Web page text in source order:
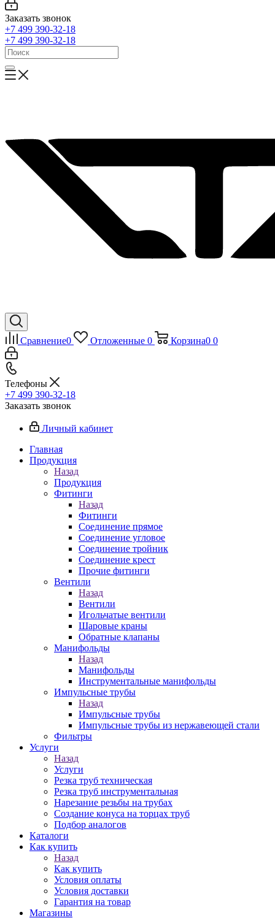
Заказать звонок
+7 499 390-32-18
+7 499 390-32-18
Сравнение0 Отложенные 0 Корзина0 0
Телефоны
+7 499 390-32-18
Заказать звонок
Личный кабинет
Главная
Продукция
Назад
Продукция
Фитинги
Назад
Фитинги
Соединение прямое
Соединение угловое
Соединение тройник
Соединение крест
Прочие фитинги
Вентили
Назад
Вентили
Игольчатые вентили
Шаровые краны
Обратные клапаны
Манифольды
Назад
Манифольды
Инструментальные манифольды
Импульсные трубы
Назад
Импульсные трубы
Импульсные трубы из нержавеющей стали
Фильтры
Услуги
Назад
Услуги
Резка труб техническая
Резка труб инструментальная
Нарезание резьбы на трубах
Создание конуса на торцах труб
Подбор аналогов
Каталоги
Как купить
Назад
Как купить
Условия оплаты
Условия доставки
Гарантия на товар
Магазины